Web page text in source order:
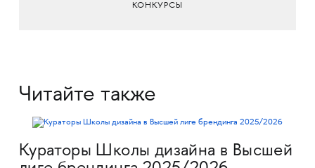
КОНКУРСЫ
Читайте также
Кураторы Школы дизайна в Высшей